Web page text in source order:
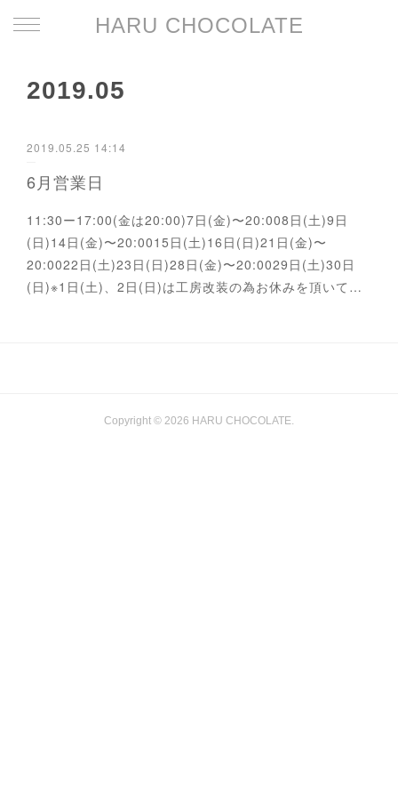
HARU CHOCOLATE
2019.05
2019.05.25 14:14
6月営業日
11:30ー17:00(金は20:00)7日(金)〜20:008日(土)9日
(日)14日(金)〜20:0015日(土)16日(日)21日(金)〜
20:0022日(土)23日(日)28日(金)〜20:0029日(土)30日
(日)※1日(土)、2日(日)は工房改装の為お休みを頂いて…
Copyright © 2026 HARU CHOCOLATE.